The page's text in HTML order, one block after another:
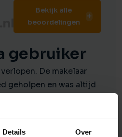
Details Over
Bekijk alle
beoordelingen
gebruiker
De makelaar
geholpen en was altijd
hadden. De
en we werden